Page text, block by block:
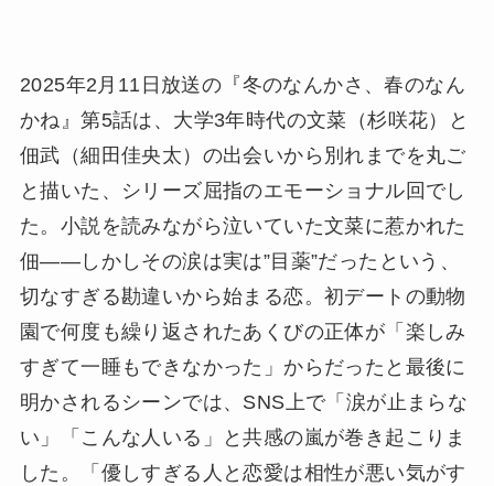
2025年2月11日放送の『冬のなんかさ、春のなん
かね』第5話は、大学3年時代の文菜（杉咲花）と
佃武（細田佳央太）の出会いから別れまでを丸ご
と描いた、シリーズ屈指のエモーショナル回でし
た。小説を読みながら泣いていた文菜に惹かれた
佃――しかしその涙は実は”目薬”だったという、
切なすぎる勘違いから始まる恋。初デートの動物
園で何度も繰り返されたあくびの正体が「楽しみ
すぎて一睡もできなかった」からだったと最後に
明かされるシーンでは、SNS上で「涙が止まらな
い」「こんな人いる」と共感の嵐が巻き起こりま
した。「優しすぎる人と恋愛は相性が悪い気がす